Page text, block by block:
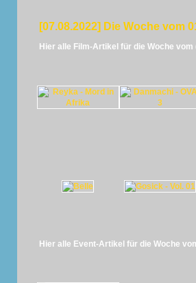
[07.08.2022] Die Woche vom
Hier alle Film-Artikel für die Woche vom
Hier alle Event-Artikel für die Woche